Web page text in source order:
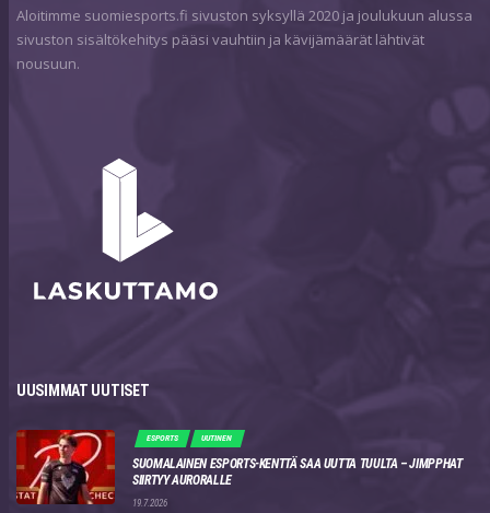
Aloitimme suomiesports.fi sivuston syksyllä 2020 ja joulukuun alussa
sivuston sisältökehitys pääsi vauhtiin ja kävijämäärät lähtivät
nousuun.
UUSIMMAT UUTISET
ESPORTS UUTINEN
SUOMALAINEN ESPORTS-KENTTÄ SAA UUTTA TUULTA – JIMPPHAT
SIIRTYY AURORALLE
19.7.2026